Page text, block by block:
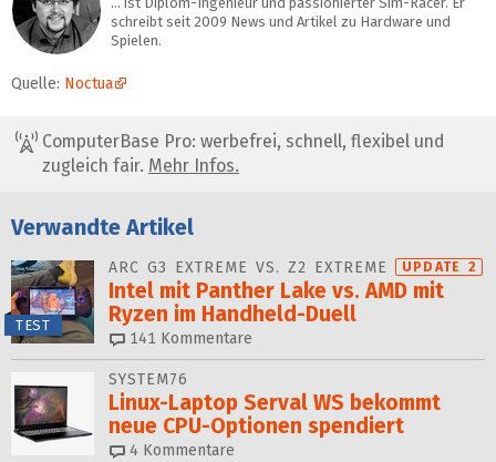
schreibt seit 2009 News und Artikel zu Hardware und
Spielen.
Quelle: Noctua
ComputerBase Pro: werbefrei, schnell, flexibel und
zugleich fair. Mehr Infos.
Verwandte Artikel
TEST
ARC G3 EXTREME VS. Z2 EXTREME UPDATE 2
Intel mit Panther Lake vs. AMD mit
Ryzen im Handheld-Duell
141 Kommentare
SYSTEM76
Linux-Laptop Serval WS bekommt
neue CPU-Optionen spendiert
4 Kommentare